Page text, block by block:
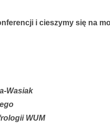
i cieszymy się na
Wasiak
WUM